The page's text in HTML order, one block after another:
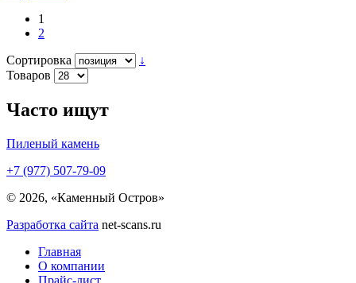
1
2
Сортировка
↓
Товаров
Часто ищут
Пиленый камень
+7 (977) 507-79-09
© 2026, «Каменный Остров»
Разработка сайта net-scans.ru
Главная
О компании
Прайс-лист